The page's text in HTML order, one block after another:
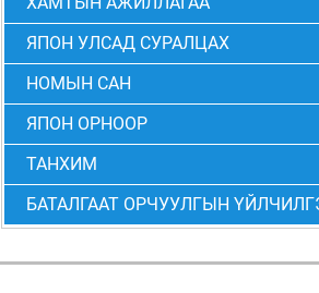
2026-07-28
Global Value Chain Бизнесийн практик сургалт
2026-07-24
2026 БИЗНЕСИЙН ҮНДСЭН СУРГАЛТ-PMP АНГИ 29
2026-07-08
2026 БИЗНЕСИЙН ҮНДСЭН СУРГАЛТ-УДИРДЛАГЫН
2026-07-06
МОНГОЛ-ЯПОНЫ ТӨВИЙН БИЗНЕСИЙН ҮНДСЭН
ЭЛСЭЛТИЙН “CEO” болон “PMP” АНГИЙН
ӨНДӨРЛӨВ
ЯПОН УЛСАД СУРАЛЦАХ
НОМЫН САН
ЯПОН ОРНООР
ТАНХИМ
БАТАЛГААТ ОРЧУУЛГЫН